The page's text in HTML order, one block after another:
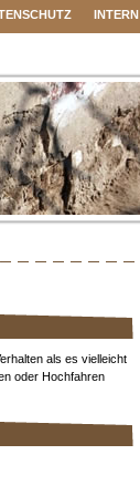
INTERN
als es vielleicht
oder Hochfahren